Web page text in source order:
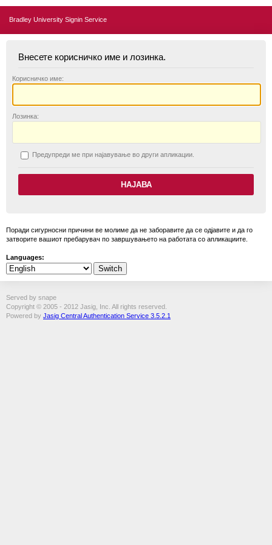
Bradley University Signin Service
Внесете корисничко име и лозинка.
Корисничко име:
Лозинка:
Предупреди ме при најавување во други апликации.
Поради сигурносни причини ве молиме да не заборавите да се одјавите и да го
затворите вашиот пребарувач по завршувањето на работата со апликациите.
Languages:
Served by snape
Copyright © 2005 - 2012 Jasig, Inc. All rights reserved.
Powered by Jasig Central Authentication Service 3.5.2.1